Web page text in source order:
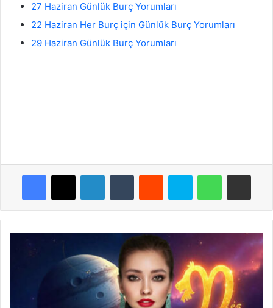
27 Haziran Günlük Burç Yorumları
22 Haziran Her Burç için Günlük Burç Yorumları
29 Haziran Günlük Burç Yorumları
Facebook
X LinkedInTumblr Reddit Skype WhatsAppE-Posta ile